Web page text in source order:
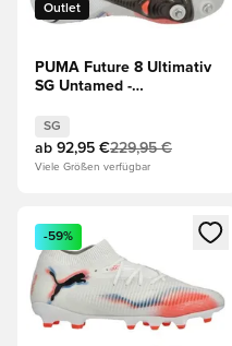
Outlet
PUMA Future 8 Ultimativ
SG Untamed -
SG
ab 92,95 €229,95 €
Viele Größen verfügbar
Öffnet ein neues Fenster
-59%